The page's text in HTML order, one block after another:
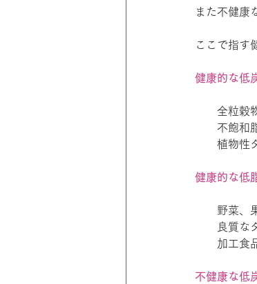
また不健康
ここで指す
健康的な低
全粒穀物
不飽和脂
植物性タ
健康的な低
野菜、果
良質なタ
加工食品
不健康な低